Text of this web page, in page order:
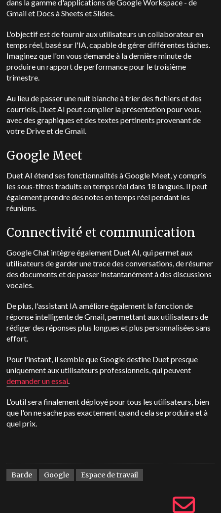
dans la gamme d'applications de Google Workspace - de
Gmail et Docs à Sheets et Slides.
L'objectif est de fournir aux utilisateurs un collaborateur en
temps réel, basé sur l'IA, capable de gérer différentes tâches.
Imaginez que l'on vous demande à la dernière minute de
produire un rapport de performance pour le troisième
trimestre.
Au lieu de passer une nuit blanche à trier des fichiers et des
courriels, Duet AI peut compiler la présentation pour vous,
avec des graphiques et des textes pertinents provenant de
votre Drive et de Gmail.
Google Meet
Duet AI étend ses fonctionnalités à Google Meet, y compris
les sous-titres traduits en temps réel dans 18 langues. Il peut
également prendre des notes en temps réel pendant les
réunions.
Connectivité et communication
Google Chat intègre également Duet AI, qui permet aux
utilisateurs de garder une trace des conversations, de résumer
des documents et de passer instantanément à des discussions
vocales.
De plus, l'assistant IA améliore également la fonction de
réponse intelligente de Gmail, permettant aux utilisateurs de
rédiger des réponses plus longues et plus personnalisées sans
effort.
Pour l'instant, il semble que Google destine Duet presque
uniquement aux utilisateurs professionnels, qui peuvent
demander un essai.
L'outil sera finalement déployé pour tous les utilisateurs, bien
que l'on ne sache pas exactement quand cela se produira et à
quel prix.
Barde Google Espace de travail